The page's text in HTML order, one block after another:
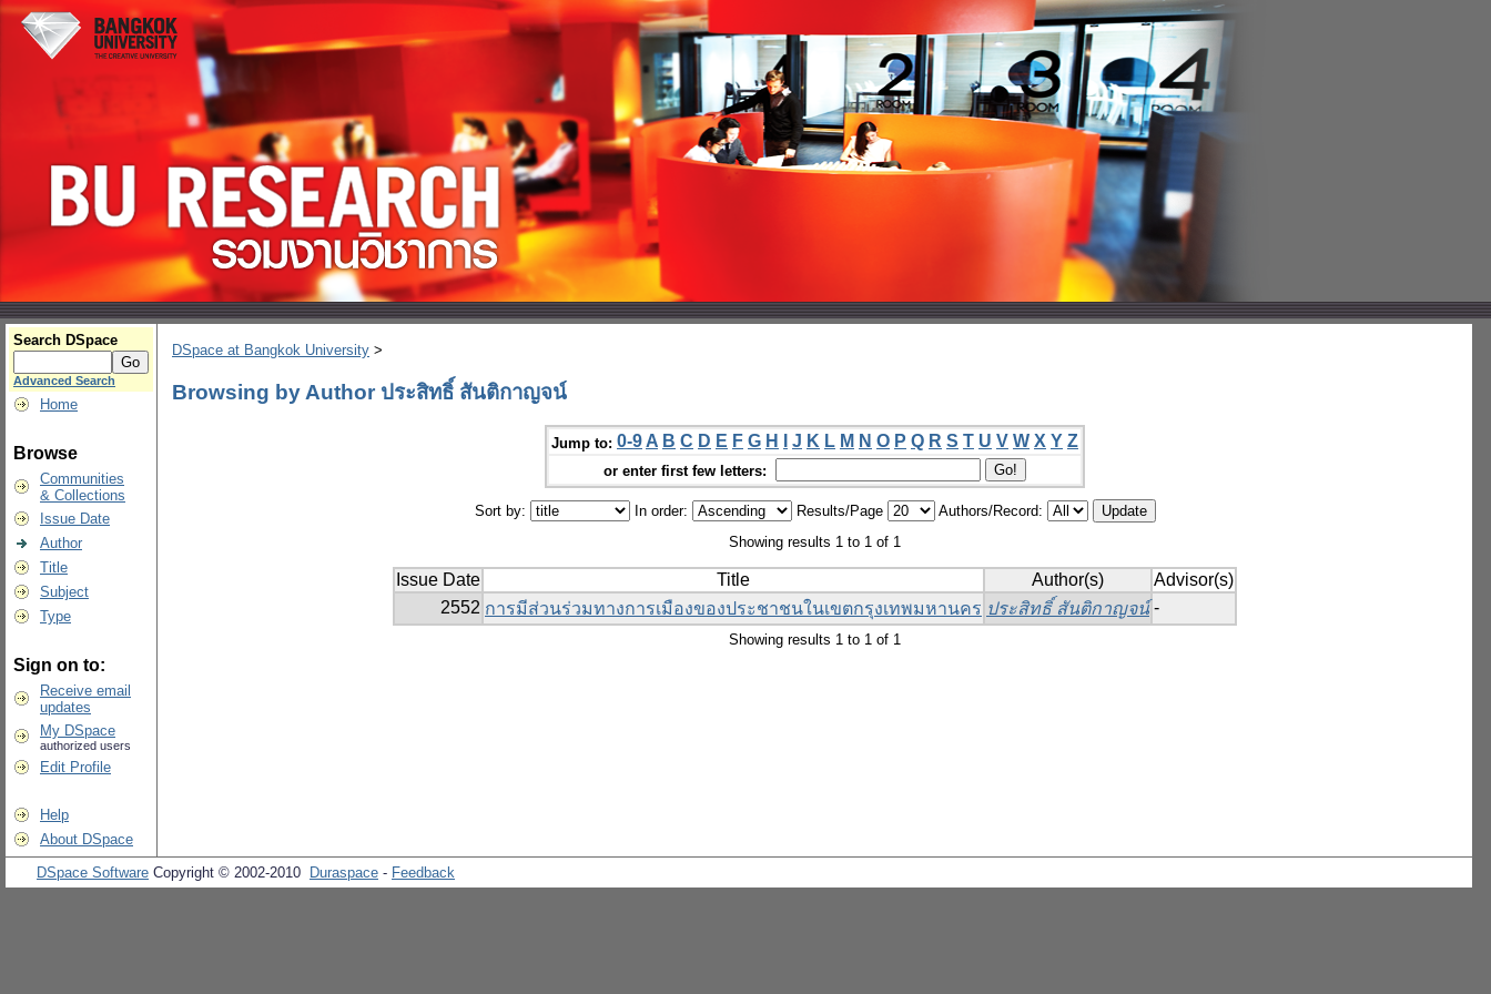
Search DSpace
Advanced Search
Home
Browse
Communities
& Collections
Issue Date
Author
Title
Subject
Type
Sign on to:
Receive email
updates
My DSpace
authorized users
Edit Profile
Help
About DSpace
DSpace at Bangkok University >
Browsing by Author ประสิทธิ์ สันติกาญจน์
Jump to: 0-9 A B C D E F G H J K L M N O P Q R S T U V W X Y Z
or enter first few letters:
Sort by: In order: Results/Page
Authors/Record:
Showing results 1 to 1 of 1
Issue Date Title Author(s)
Advisor(s)
2552 การมีส่วนร่วมทางการเมืองของประชาชนในเขตกรุงเทพมหานคร ประสิทธิ์ สันติกาญจน์ -
Showing results 1 to 1 of 1
DSpace Software Copyright © 2002-2010 Duraspace - Feedback